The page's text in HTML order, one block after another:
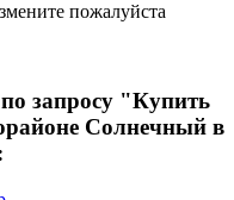
пожалуйста
запросу "Купить
Солнечный в